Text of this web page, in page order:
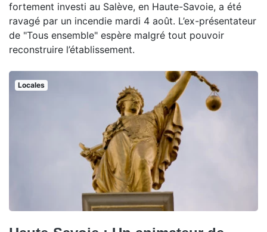
fortement investi au Salève, en Haute-Savoie, a été
ravagé par un incendie mardi 4 août. L’ex-présentateur
de "Tous ensemble" espère malgré tout pouvoir
reconstruire l’établissement.
Locales